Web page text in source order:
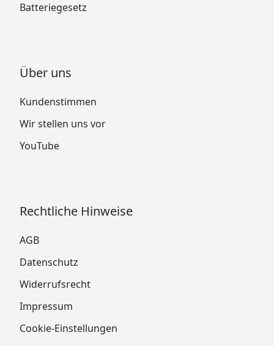
Batteriegesetz
Über uns
Kundenstimmen
Wir stellen uns vor
YouTube
Rechtliche Hinweise
AGB
Datenschutz
Widerrufsrecht
Impressum
Cookie-Einstellungen